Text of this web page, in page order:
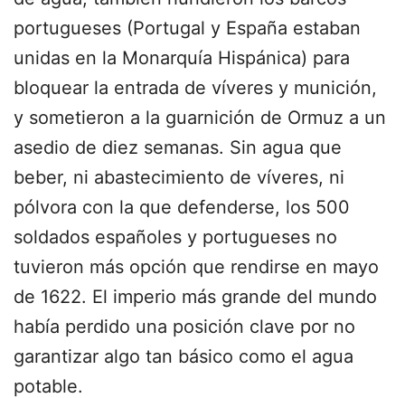
portugueses (Portugal y España estaban
unidas en la Monarquía Hispánica) para
bloquear la entrada de víveres y munición,
y sometieron a la guarnición de Ormuz a un
asedio de diez semanas. Sin agua que
beber, ni abastecimiento de víveres, ni
pólvora con la que defenderse, los 500
soldados españoles y portugueses no
tuvieron más opción que rendirse en mayo
de 1622. El imperio más grande del mundo
había perdido una posición clave por no
garantizar algo tan básico como el agua
potable.